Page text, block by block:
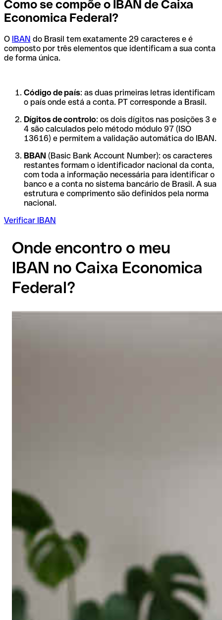
Como se compõe o IBAN de Caixa
Economica Federal?
O IBAN do Brasil tem exatamente 29 caracteres e é
composto por três elementos que identificam a sua conta
de forma única.
Código de país: as duas primeiras letras identificam
o país onde está a conta. PT corresponde a Brasil.
Dígitos de controlo: os dois dígitos nas posições 3 e
4 são calculados pelo método módulo 97 (ISO
13616) e permitem a validação automática do IBAN.
BBAN (Basic Bank Account Number): os caracteres
restantes formam o identificador nacional da conta,
com toda a informação necessária para identificar o
banco e a conta no sistema bancário de Brasil. A sua
estrutura e comprimento são definidos pela norma
nacional.
Verificar IBAN
Onde encontro o meu
IBAN no Caixa Economica
Federal?